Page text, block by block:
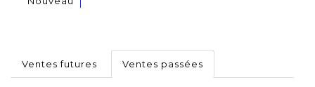
Ventes futures Ventes passées